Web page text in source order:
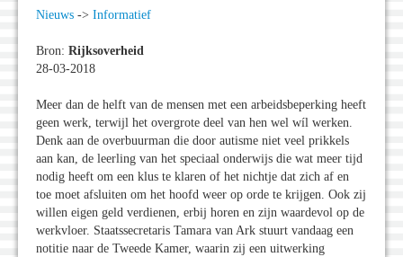
Nieuws -> Informatief
Bron: Rijksoverheid
28-03-2018
Meer dan de helft van de mensen met een arbeidsbeperking heeft
geen werk, terwijl het overgrote deel van hen wel wíl werken.
Denk aan de overbuurman die door autisme niet veel prikkels
aan kan, de leerling van het speciaal onderwijs die wat meer tijd
nodig heeft om een klus te klaren of het nichtje dat zich af en
toe moet afsluiten om het hoofd weer op orde te krijgen. Ook zij
willen eigen geld verdienen, erbij horen en zijn waardevol op de
werkvloer. Staatssecretaris Tamara van Ark stuurt vandaag een
notitie naar de Tweede Kamer, waarin zij een uitwerking